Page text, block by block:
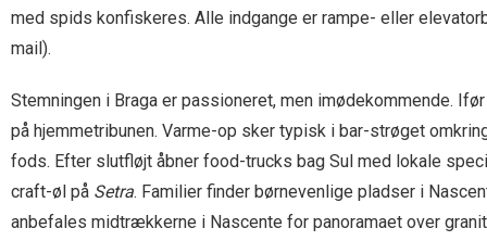
med spids konfiskeres. Alle indgange er rampe- eller
mail).
Stemningen i Braga er passioneret, men imødekommende.
på hjemmetribunen. Varme-op sker typisk i bar-strøget
fods. Efter slutfløjt åbner food-trucks bag Sul med lokale
craft-øl på Setra. Familier finder børnevenlige pladser i
anbefales midtrækkerne i Nascente for panoramaet over